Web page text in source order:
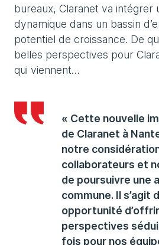
bureaux, Claranet va intégrer
dynamique dans un bassin
potentiel de croissance. De
belles perspectives pour
qui viennent…
« Cette nouvelle
de Claranet à
notre
collaborateurs et
de poursuivre une
commune. Il s’agit
opportunité
perspectives
fois pour nos